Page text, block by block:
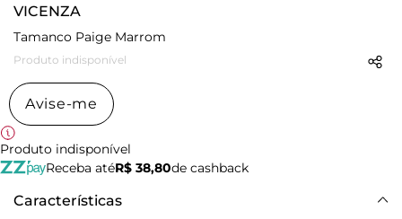
VICENZA
Tamanco Paige Marrom
Produto indisponível
Avise-me
Produto indisponível
Receba atéR$ 38,80de cashback
Características